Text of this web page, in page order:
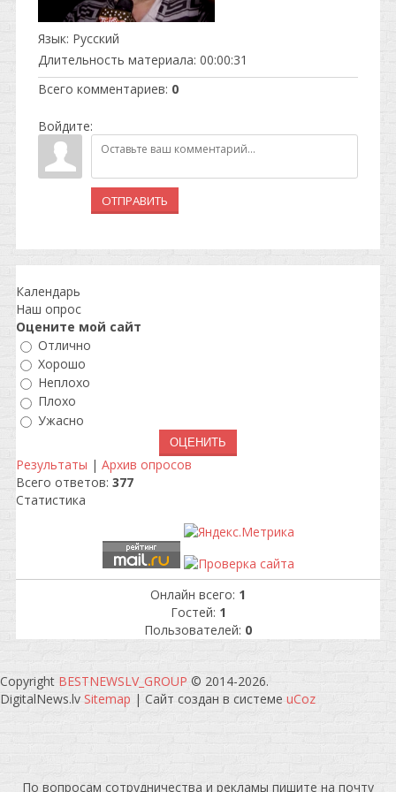
Язык: Русский
Длительность материала: 00:00:31
Всего комментариев: 0
Войдите:
ОТПРАВИТЬ
Календарь
Наш опрос
Оцените мой сайт
Отлично
Хорошо
Неплохо
Плохо
Ужасно
Результаты | Архив опросов
Всего ответов: 377
Статистика
Онлайн всего: 1
Гостей: 1
Пользователей: 0
Copyright BESTNEWSLV_GROUP © 2014-2026.
DigitalNews.lv Sitemap | Сайт создан в системе uCoz
По вопросам сотрудничества и рекламы пишите на почту